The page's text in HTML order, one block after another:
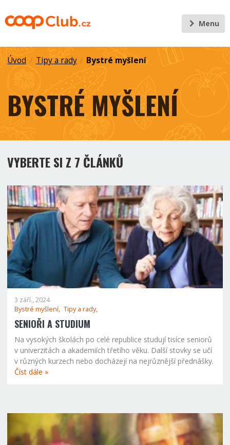
Menu
Úvod / Tipy a rady / Bystré myšlení
BYSTRÉ MYŠLENÍ
VYBERTE SI Z 7 ČLÁNKŮ
3 září., 2024
Bystré myšlení, Tipy a rady,
SENIOŘI A STUDIUM
Na vysokých školách po celé republice studují tisíce seniorů
v univerzitách a akademiích třetího věku. Další stovky se učí
v různých kurzech nebo docházejí na nejrůznější přednášky.
Číst dále »